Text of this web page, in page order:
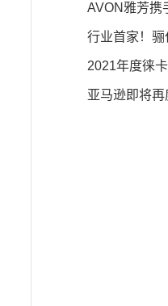
任报告评选第二
AVON雅芳携
力公益项目
行业首家！
代表欧洲最
2021年度徕
入围名单现已
亚马逊即将